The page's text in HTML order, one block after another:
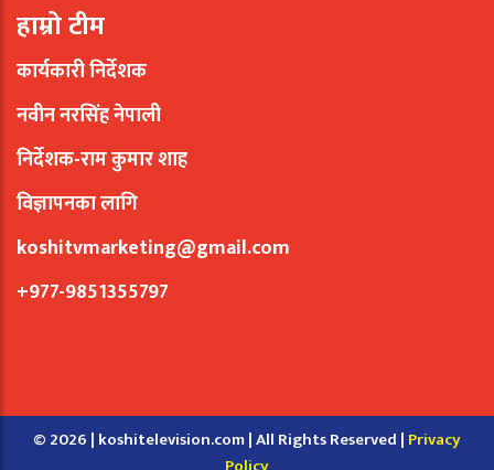
हाम्रो टीम
कार्यकारी निर्देशक
नवीन नरसिंह नेपाली
निर्देशक-राम कुमार शाह
विज्ञापनका लागि
koshitvmarketing@gmail.com
+977-9851355797
© 2026 | koshitelevision.com | All Rights Reserved | Privacy